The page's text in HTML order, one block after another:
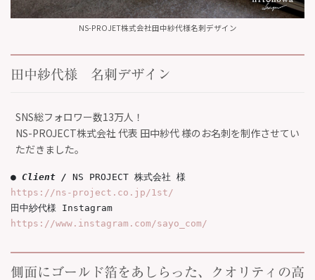
NS-PROJET株式会社田中紗代様名刺デザイン
田中紗代様 名刺デザイン
SNS総フォロワー数13万人！
NS-PROJECT株式会社 代表 田中紗代 様のお名刺を制作させてい
ただきました。
● Client /
https://ns-project.co.jp/1st/
https://www.instagram.com/sayo_com/
側面にゴールド箔をあしらった、クオリティの高